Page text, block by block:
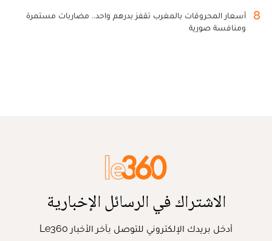
8
أسعار المحروقات بالمغرب تقفز بدرهم واحد.. مضاربات مستمرة
ومنافسة صورية
الاشتراك في الرسائل الإخبارية
أدخل بريدك الإلكتروني للتوصل بآخر الأخبار Le360